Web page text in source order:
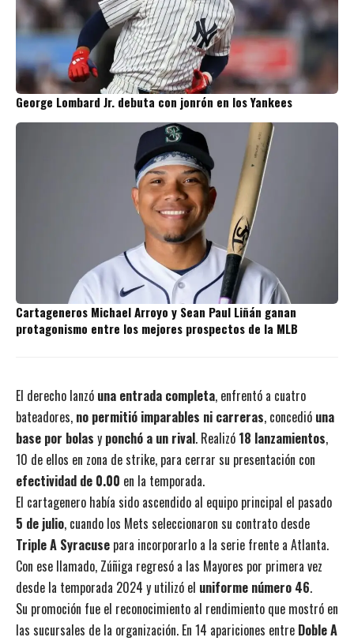
George Lombard Jr. debuta con jonrón en los Yankees
Cartageneros Michael Arroyo y Sean Paul Liñán ganan
protagonismo entre los mejores prospectos de la MLB
El derecho lanzó una entrada completa, enfrentó a cuatro
bateadores, no permitió imparables ni carreras, concedió una
base por bolas y ponchó a un rival. Realizó 18 lanzamientos,
10 de ellos en zona de strike, para cerrar su presentación con
efectividad de 0.00 en la temporada.
El cartagenero había sido ascendido al equipo principal el pasado
5 de julio, cuando los Mets seleccionaron su contrato desde
Triple A Syracuse para incorporarlo a la serie frente a Atlanta.
Con ese llamado, Zúñiga regresó a las Mayores por primera vez
desde la temporada 2024 y utilizó el uniforme número 46.
Su promoción fue el reconocimiento al rendimiento que mostró en
las sucursales de la organización. En 14 apariciones entre Doble A